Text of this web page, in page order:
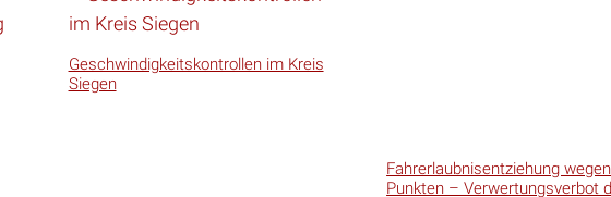
Geschwindigkeitskontrollen im Kreis
Siegen
29 Abs. 7 Satz 1 StVG